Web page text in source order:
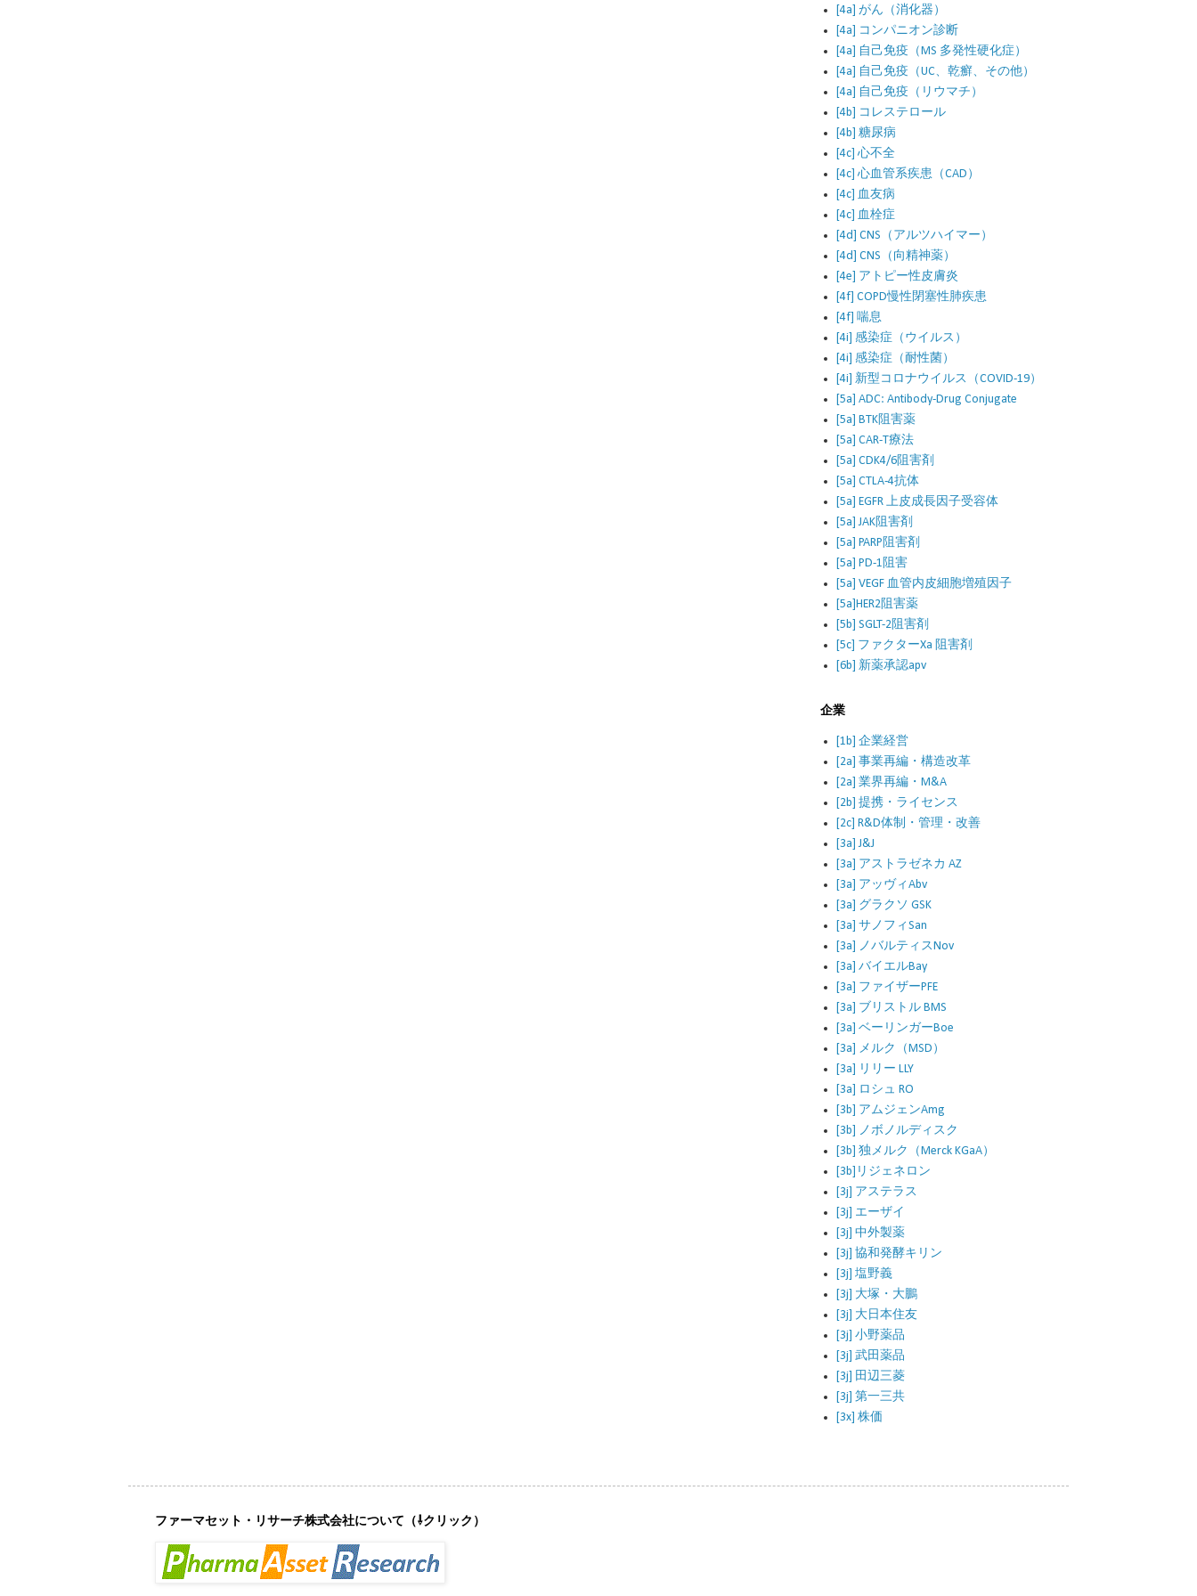
[4a] がん（消化器）
[4a] コンパニオン診断
[4a] 自己免疫（MS 多発性硬化症）
[4a] 自己免疫（UC、乾癬、その他）
[4a] 自己免疫（リウマチ）
[4b] コレステロール
[4b] 糖尿病
[4c] 心不全
[4c] 心血管系疾患（CAD）
[4c] 血友病
[4c] 血栓症
[4d] CNS（アルツハイマー）
[4d] CNS（向精神薬）
[4e] アトピー性皮膚炎
[4f] COPD慢性閉塞性肺疾患
[4f] 喘息
[4i] 感染症（ウイルス）
[4i] 感染症（耐性菌）
[4i] 新型コロナウイルス（COVID-19）
[5a] ADC: Antibody-Drug Conjugate
[5a] BTK阻害薬
[5a] CAR-T療法
[5a] CDK4/6阻害剤
[5a] CTLA-4抗体
[5a] EGFR 上皮成長因子受容体
[5a] JAK阻害剤
[5a] PARP阻害剤
[5a] PD-1阻害
[5a] VEGF 血管内皮細胞増殖因子
[5a]HER2阻害薬
[5b] SGLT-2阻害剤
[5c] ファクターXa 阻害剤
[6b] 新薬承認apv
企業
[1b] 企業経営
[2a] 事業再編・構造改革
[2a] 業界再編・M&A
[2b] 提携・ライセンス
[2c] R&D体制・管理・改善
[3a] J&J
[3a] アストラゼネカ AZ
[3a] アッヴィAbv
[3a] グラクソ GSK
[3a] サノフィSan
[3a] ノバルティスNov
[3a] バイエルBay
[3a] ファイザーPFE
[3a] ブリストル BMS
[3a] ベーリンガーBoe
[3a] メルク（MSD）
[3a] リリー LLY
[3a] ロシュ RO
[3b] アムジェンAmg
[3b] ノボノルディスク
[3b] 独メルク（Merck KGaA）
[3b]リジェネロン
[3j] アステラス
[3j] エーザイ
[3j] 中外製薬
[3j] 協和発酵キリン
[3j] 塩野義
[3j] 大塚・大鵬
[3j] 大日本住友
[3j] 小野薬品
[3j] 武田薬品
[3j] 田辺三菱
[3j] 第一三共
[3x] 株価
ファーマセット・リサーチ株式会社について（⇩クリック）